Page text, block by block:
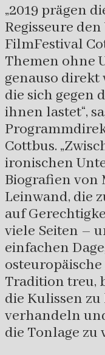
„2019 prägen
Regisseure
FilmFestival
Themen ohne
genauso direkt
die sich gegen
ihnen lastet“,
Cottbus.
ironischen
Biografien von
Leinwand, die
auf
viele Seiten –
einfachen
Tradition treu,
die Kulissen
verhandeln
die Tonlage zu